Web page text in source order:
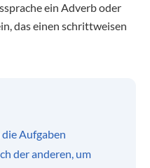
ein Adverb oder
das einen schrittweisen
Aufgaben
der anderen, um